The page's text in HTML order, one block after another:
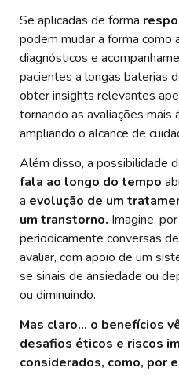
Se aplicadas de forma
podem mudar a forma como
diagnósticos e
pacientes a longas baterias
obter insights relevantes
tornando as avaliações mais
ampliando o alcance de
Além disso, a possibilidade
fala ao longo do tempo
a evolução de um
um transtorno. Imagine,
periodicamente conversas
avaliar, com apoio de um
se sinais de ansiedade ou
ou diminuindo.
Mas claro… o benefícios
desafios éticos e riscos
considerados, como, por